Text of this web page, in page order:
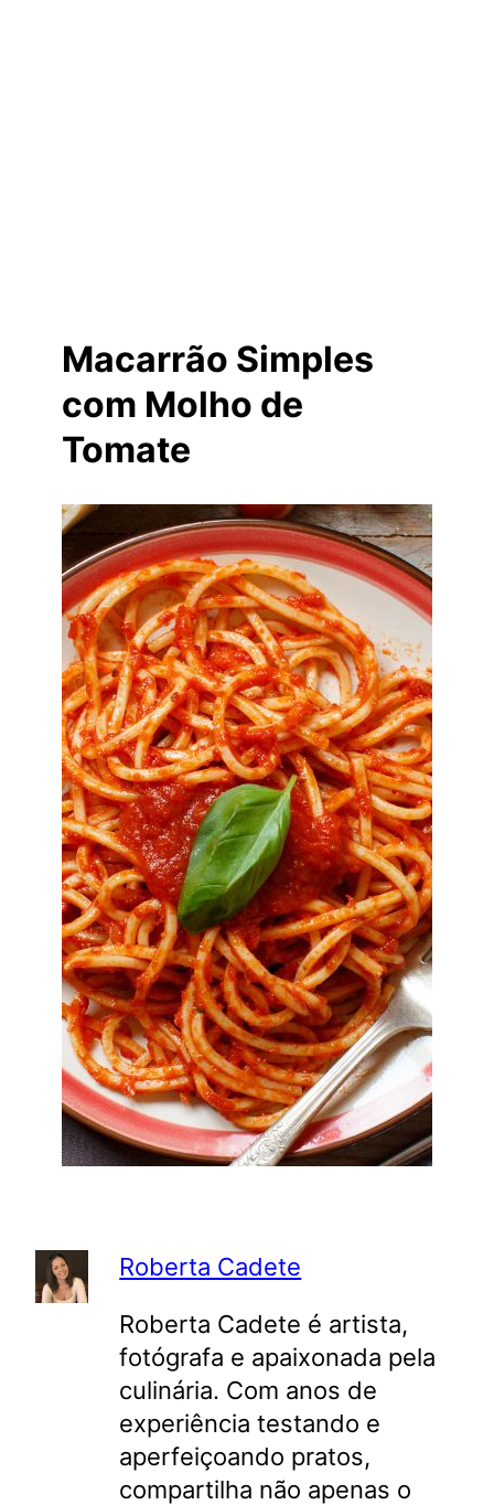
Macarrão Simples
com Molho de
Tomate
Roberta Cadete
Roberta Cadete é artista,
fotógrafa e apaixonada pela
culinária. Com anos de
experiência testando e
aperfeiçoando pratos,
compartilha não apenas o